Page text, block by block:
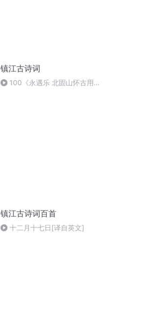
镇江古诗词
100《永遇乐 北固山怀古用
镇江古诗词百首
十二月十七日[译自英文]